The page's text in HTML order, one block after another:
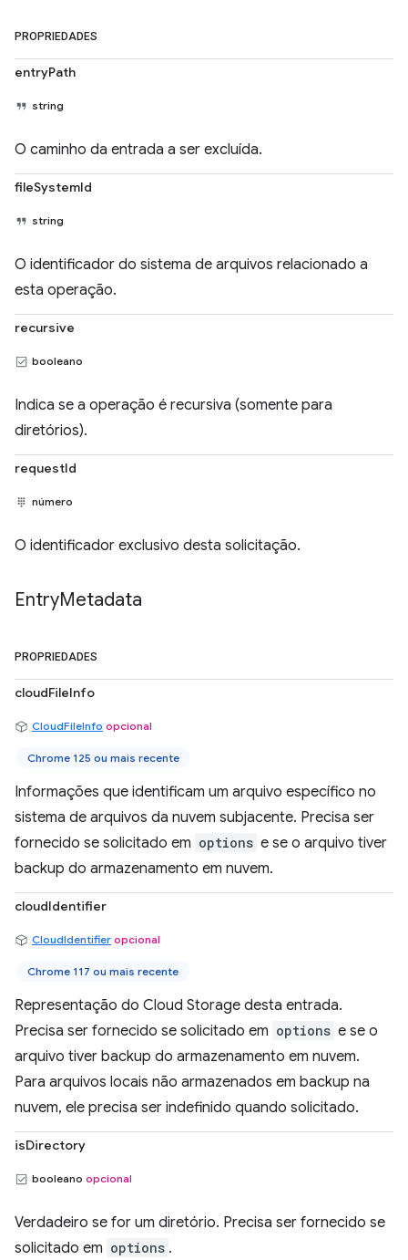
PROPRIEDADES
entryPath
string
O caminho da entrada a ser excluída.
fileSystemId
string
O identificador do sistema de arquivos relacionado a
esta operação.
recursive
booleano
Indica se a operação é recursiva (somente para
diretórios).
requestId
número
O identificador exclusivo desta solicitação.
EntryMetadata
PROPRIEDADES
cloudFileInfo
CloudFileInfo opcional
Chrome 125 ou mais recente
Informações que identificam um arquivo específico no
sistema de arquivos da nuvem subjacente. Precisa ser
fornecido se solicitado em options e se o arquivo tiver
backup do armazenamento em nuvem.
cloudIdentifier
CloudIdentifier opcional
Chrome 117 ou mais recente
Representação do Cloud Storage desta entrada.
Precisa ser fornecido se solicitado em options e se o
arquivo tiver backup do armazenamento em nuvem.
Para arquivos locais não armazenados em backup na
nuvem, ele precisa ser indefinido quando solicitado.
isDirectory
booleano opcional
Verdadeiro se for um diretório. Precisa ser fornecido se
solicitado em options .